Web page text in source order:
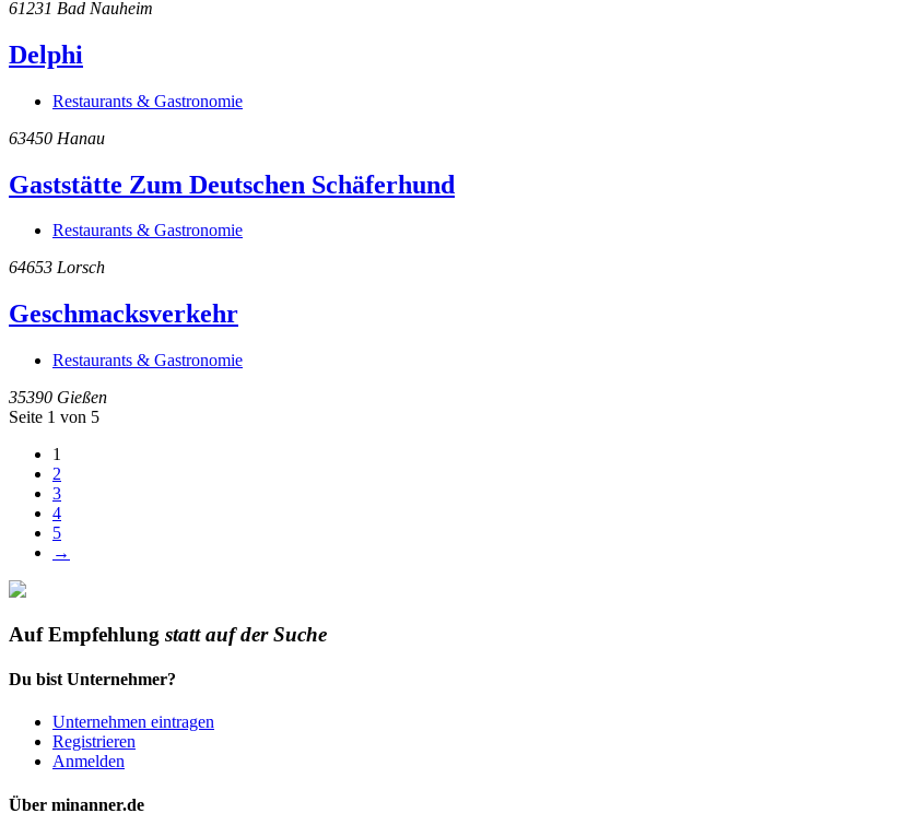
61231 Bad Nauheim
Delphi
Restaurants & Gastronomie
63450 Hanau
Gaststätte Zum Deutschen Schäferhund
Restaurants & Gastronomie
64653 Lorsch
Geschmacksverkehr
Restaurants & Gastronomie
35390 Gießen
Seite 1 von 5
1
2
3
4
5
→
Auf Empfehlung statt auf der Suche
Du bist Unternehmer?
Unternehmen eintragen
Registrieren
Anmelden
Über minanner.de